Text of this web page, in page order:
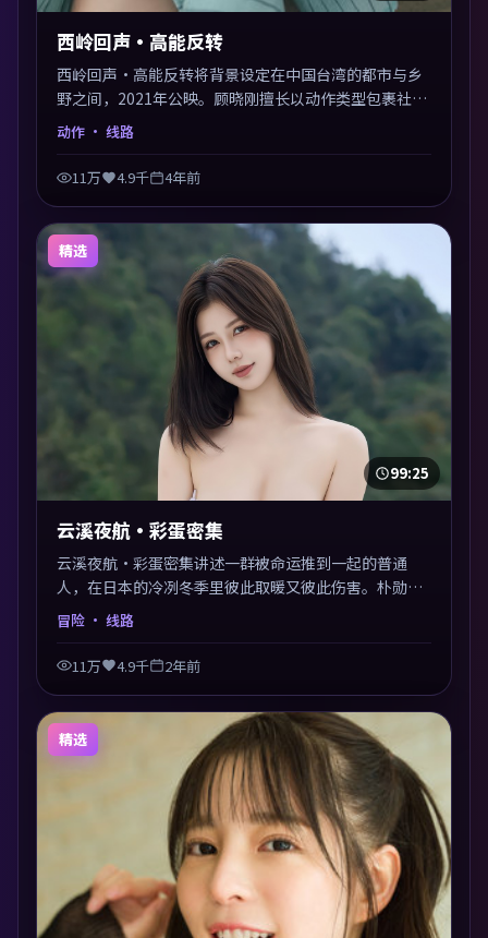
西岭回声·高能反转
西岭回声·高能反转将背景设定在中国台湾的都市与乡
野之间，2021年公映。顾晓刚擅长以动作类型包裹社会
议题，节奏张弛有度，留白处耐人寻味。剪辑利落，悬
动作 · 线路
11万 4.9千 4年前
精选
99:25
云溪夜航·彩蛋密集
云溪夜航·彩蛋密集讲述一群被命运推到一起的普通
人，在日本的冷冽冬季里彼此取暖又彼此伤害。朴勋政
以冒险类型外壳探讨信任与背叛，映后讨论度颇高。片
尾留白开放解读，关于“选择”的主题余音绕梁。
冒险 · 线路
11万 4.9千 2年前
精选